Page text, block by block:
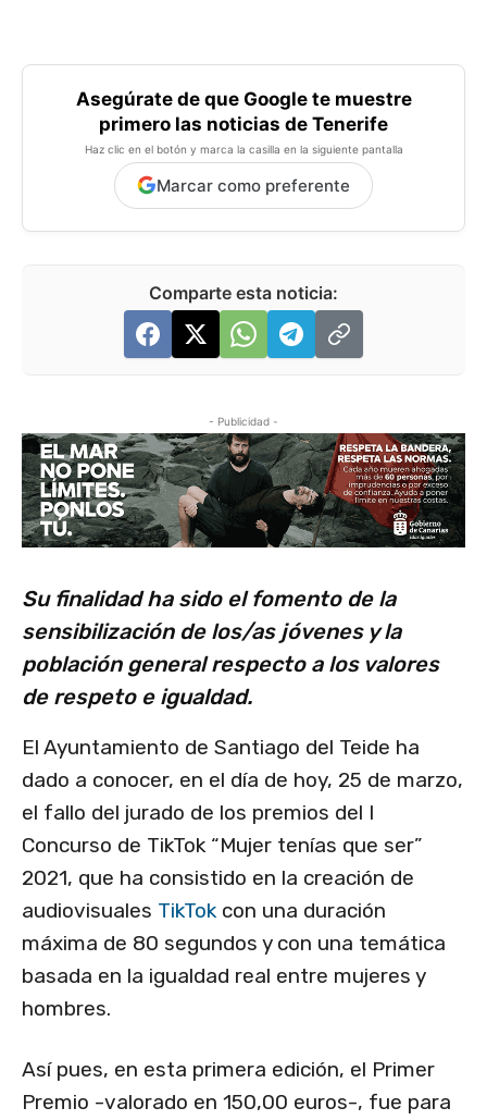
Asegúrate de que Google te muestre
primero las noticias de Tenerife
Haz clic en el botón y marca la casilla en la siguiente pantalla
Marcar como preferente
Comparte esta noticia:
- Publicidad -
Su finalidad ha sido el fomento de la
sensibilización de los/as jóvenes y la
población general respecto a los valores
de respeto e igualdad.
El Ayuntamiento de Santiago del Teide ha
dado a conocer, en el día de hoy, 25 de marzo,
el fallo del jurado de los premios del I
Concurso de TikTok “Mujer tenías que ser”
2021, que ha consistido en la creación de
audiovisuales TikTok con una duración
máxima de 80 segundos y con una temática
basada en la igualdad real entre mujeres y
hombres.
Así pues, en esta primera edición, el Primer
Premio -valorado en 150,00 euros-, fue para